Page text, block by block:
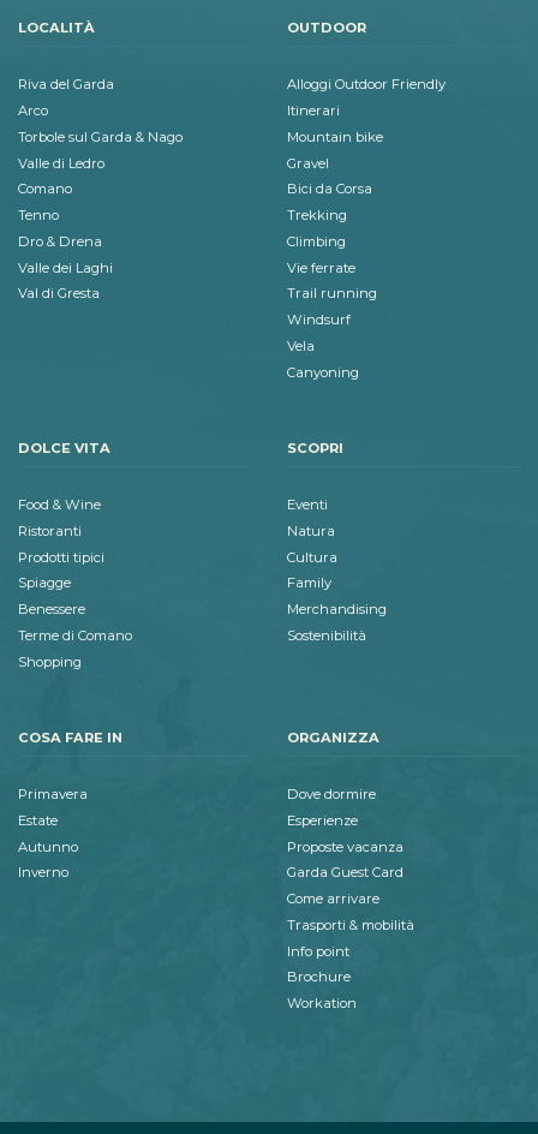
LOCALITÀ
Riva del Garda
Arco
Torbole sul Garda & Nago
Valle di Ledro
Comano
Tenno
Dro & Drena
Valle dei Laghi
Val di Gresta
OUTDOOR
Alloggi Outdoor Friendly
Itinerari
Mountain bike
Gravel
Bici da Corsa
Trekking
Climbing
Vie ferrate
Trail running
Windsurf
Vela
Canyoning
DOLCE VITA
Food & Wine
Ristoranti
Prodotti tipici
Spiagge
Benessere
Terme di Comano
Shopping
SCOPRI
Eventi
Natura
Cultura
Family
Merchandising
Sostenibilità
COSA FARE IN
Primavera
Estate
Autunno
Inverno
ORGANIZZA
Dove dormire
Esperienze
Proposte vacanza
Garda Guest Card
Come arrivare
Trasporti & mobilità
Info point
Brochure
Workation